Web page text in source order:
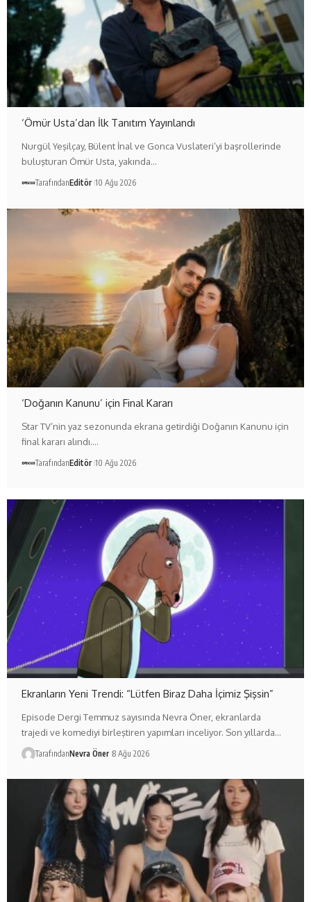
‘Ömür Usta’dan İlk Tanıtım Yayınlandı
Nurgül Yeşilçay, Bülent İnal ve Gonca Vuslateri’yi başrollerinde
buluşturan Ömür Usta, yakında…
TarafındanEditör 10 Ağu 2026
‘Doğanın Kanunu’ için Final Kararı
Star TV’nin yaz sezonunda ekrana getirdiği Doğanın Kanunu için
final kararı alındı.…
TarafındanEditör 10 Ağu 2026
Ekranların Yeni Trendi: “Lütfen Biraz Daha İçimiz Şişsin”
Episode Dergi Temmuz sayısında Nevra Öner, ekranlarda
trajedi ve komediyi birleştiren yapımları inceliyor. Son yıllarda…
TarafındanNevra Öner 8 Ağu 2026